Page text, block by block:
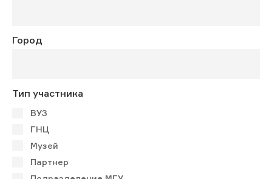
Город
Тип участника
ВУЗ
ГНЦ
Музей
Партнер